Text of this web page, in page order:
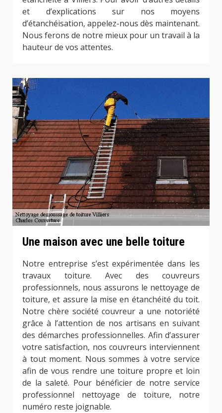
et d’explications sur nos moyens
d’étanchéisation, appelez-nous dès maintenant.
Nous ferons de notre mieux pour un travail à la
hauteur de vos attentes.
Une maison avec une belle toiture
Notre entreprise s’est expérimentée dans les
travaux toiture. Avec des couvreurs
professionnels, nous assurons le nettoyage de
toiture, et assure la mise en étanchéité du toit.
Notre chère société couvreur a une notoriété
grâce à l’attention de nos artisans en suivant
des démarches professionnelles. Afin d’assurer
votre satisfaction, nos couvreurs interviennent
à tout moment. Nous sommes à votre service
afin de vous rendre une toiture propre et loin
de la saleté. Pour bénéficier de notre service
professionnel nettoyage de toiture, notre
numéro reste joignable.